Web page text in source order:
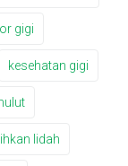
gigi
kesehatan gigi
lidah